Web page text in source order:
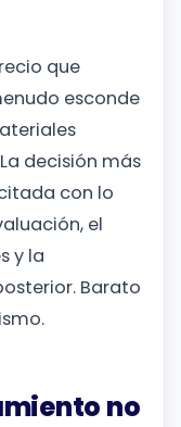
que
esconde
decisión más
con lo
el
y la
Barato
no